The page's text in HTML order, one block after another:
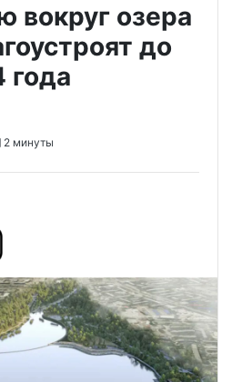
вокруг озера
до
года
2 минуты